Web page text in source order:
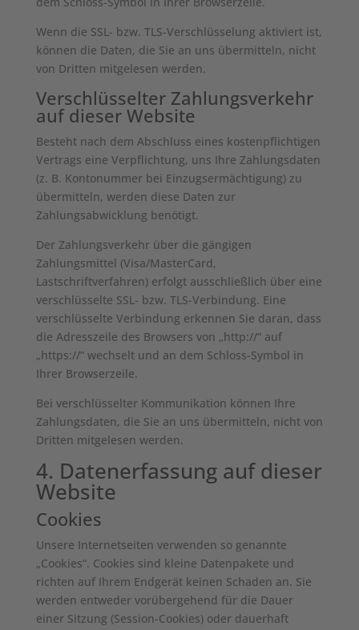
Wenn die SSL- bzw. TLS-Verschlüsselung aktiviert ist,
können die Daten, die Sie an uns übermitteln, nicht
von Dritten mitgelesen werden.
Verschlüsselter Zahlungsverkehr
auf dieser Website
Besteht nach dem Abschluss eines kostenpflichtigen
Vertrags eine Verpflichtung, uns Ihre Zahlungsdaten
(z. B. Kontonummer bei Einzugsermächtigung) zu
übermitteln, werden diese Daten zur
Zahlungsabwicklung benötigt.
Der Zahlungsverkehr über die gängigen
Zahlungsmittel (Visa/MasterCard,
Lastschriftverfahren) erfolgt ausschließlich über eine
verschlüsselte SSL- bzw. TLS-Verbindung. Eine
verschlüsselte Verbindung erkennen Sie daran, dass
die Adresszeile des Browsers von „http://“ auf
„https://“ wechselt und an dem Schloss-Symbol in
Ihrer Browserzeile.
Bei verschlüsselter Kommunikation können Ihre
Zahlungsdaten, die Sie an uns übermitteln, nicht von
Dritten mitgelesen werden.
4. Datenerfassung auf dieser
Website
Cookies
Unsere Internetseiten verwenden so genannte
„Cookies“. Cookies sind kleine Datenpakete und
richten auf Ihrem Endgerät keinen Schaden an. Sie
werden entweder vorübergehend für die Dauer
einer Sitzung (Session-Cookies) oder dauerhaft